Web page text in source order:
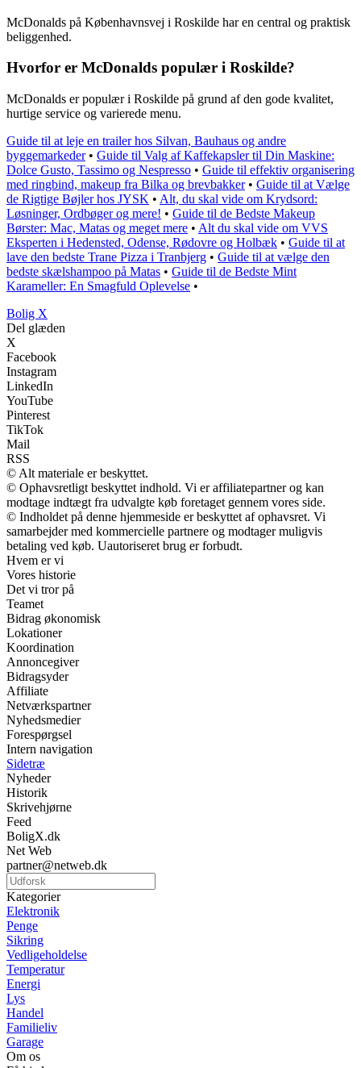
McDonalds på Københavnsvej i Roskilde har en central og praktisk
beliggenhed.
Hvorfor er McDonalds populær i Roskilde?
McDonalds er populær i Roskilde på grund af den gode kvalitet,
hurtige service og varierede menu.
Guide til at leje en trailer hos Silvan, Bauhaus og andre
byggemarkeder• Guide til Valg af Kaffekapsler til Din Maskine:
Dolce Gusto, Tassimo og Nespresso • Guide til effektiv organisering
med ringbind, makeup fra Bilka og brevbakker• Guide til at Vælge
de Rigtige Bøjler hos JYSK • Alt, du skal vide om Krydsord:
Løsninger, Ordbøger og mere! • Guide til de Bedste Makeup
Børster: Mac, Matas og meget mere • Alt du skal vide om VVS
Eksperten i Hedensted, Odense, Rødovre og Holbæk • Guide til at
lave den bedste Trane Pizza i Tranbjerg • Guide til at vælge den
bedste skælshampoo på Matas • Guide til de Bedste Mint
Karameller: En Smagfuld Oplevelse •
Bolig X
Del glæden
X
Facebook
Instagram
LinkedIn
YouTube
Pinterest
TikTok
Mail
RSS
© Alt materiale er beskyttet.
© Ophavsretligt beskyttet indhold. Vi er affiliatepartner og kan
modtage indtægt fra udvalgte køb foretaget gennem vores side.
© Indholdet på denne hjemmeside er beskyttet af ophavsret. Vi
samarbejder med kommercielle partnere og modtager muligvis
betaling ved køb. Uautoriseret brug er forbudt.
Hvem er vi
Vores historie
Det vi tror på
Teamet
Bidrag økonomisk
Lokationer
Koordination
Annoncegiver
Bidragsyder
Affiliate
Netværkspartner
Nyhedsmedier
Forespørgsel
Intern navigation
Sidetræ
Nyheder
Historik
Skrivehjørne
Feed
BoligX.dk
Net Web
partner@netweb.dk
Kategorier
Elektronik
Penge
Sikring
Vedligeholdelse
Temperatur
Energi
Lys
Handel
Familieliv
Garage
Om os